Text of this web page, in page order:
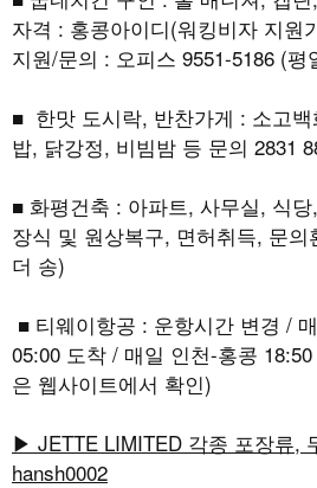
자격 : 홍콩아이디(워킹비자 지원
지원/문의 : 오피스 9551-5186 (평
■ 한맛 도시락, 반찬가게 : 소고백
밥, 닭강정, 비빔밤 등 문의 2831
■ 화평건축 : 아파트, 사무실, 식
장식 및 원상복구, 면허취득, 문의
더 송)
■ 티웨이항공 : 운항시간 변경 /
05:00 도착 / 매일 인천-홍콩
은 웹사이트에서 확인)
▶ JETTE LIMITED 각종 포장류,
hansh0002